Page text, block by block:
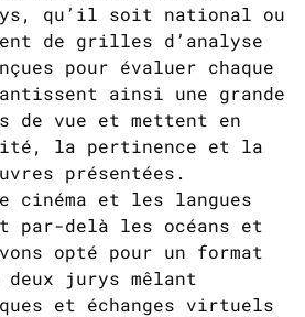
qu’il soit national ou
de grilles d’analyse
pour évaluer chaque
ainsi une grande
de vue et mettent en
la pertinence et la
présentées.
cinéma et les langues
par-delà les océans et
opté pour un format
jurys mêlant
et échanges virtuels